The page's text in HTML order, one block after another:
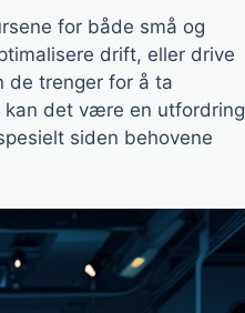
for både små og
drift, eller drive
de trenger for å ta
kan det være en utfordring
siden behovene